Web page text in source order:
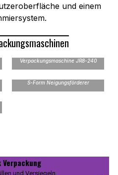
und einem
Verpackungsmaschine JR8-240
S-Form Neigungsförderer
Verpackung
und Versiegeln